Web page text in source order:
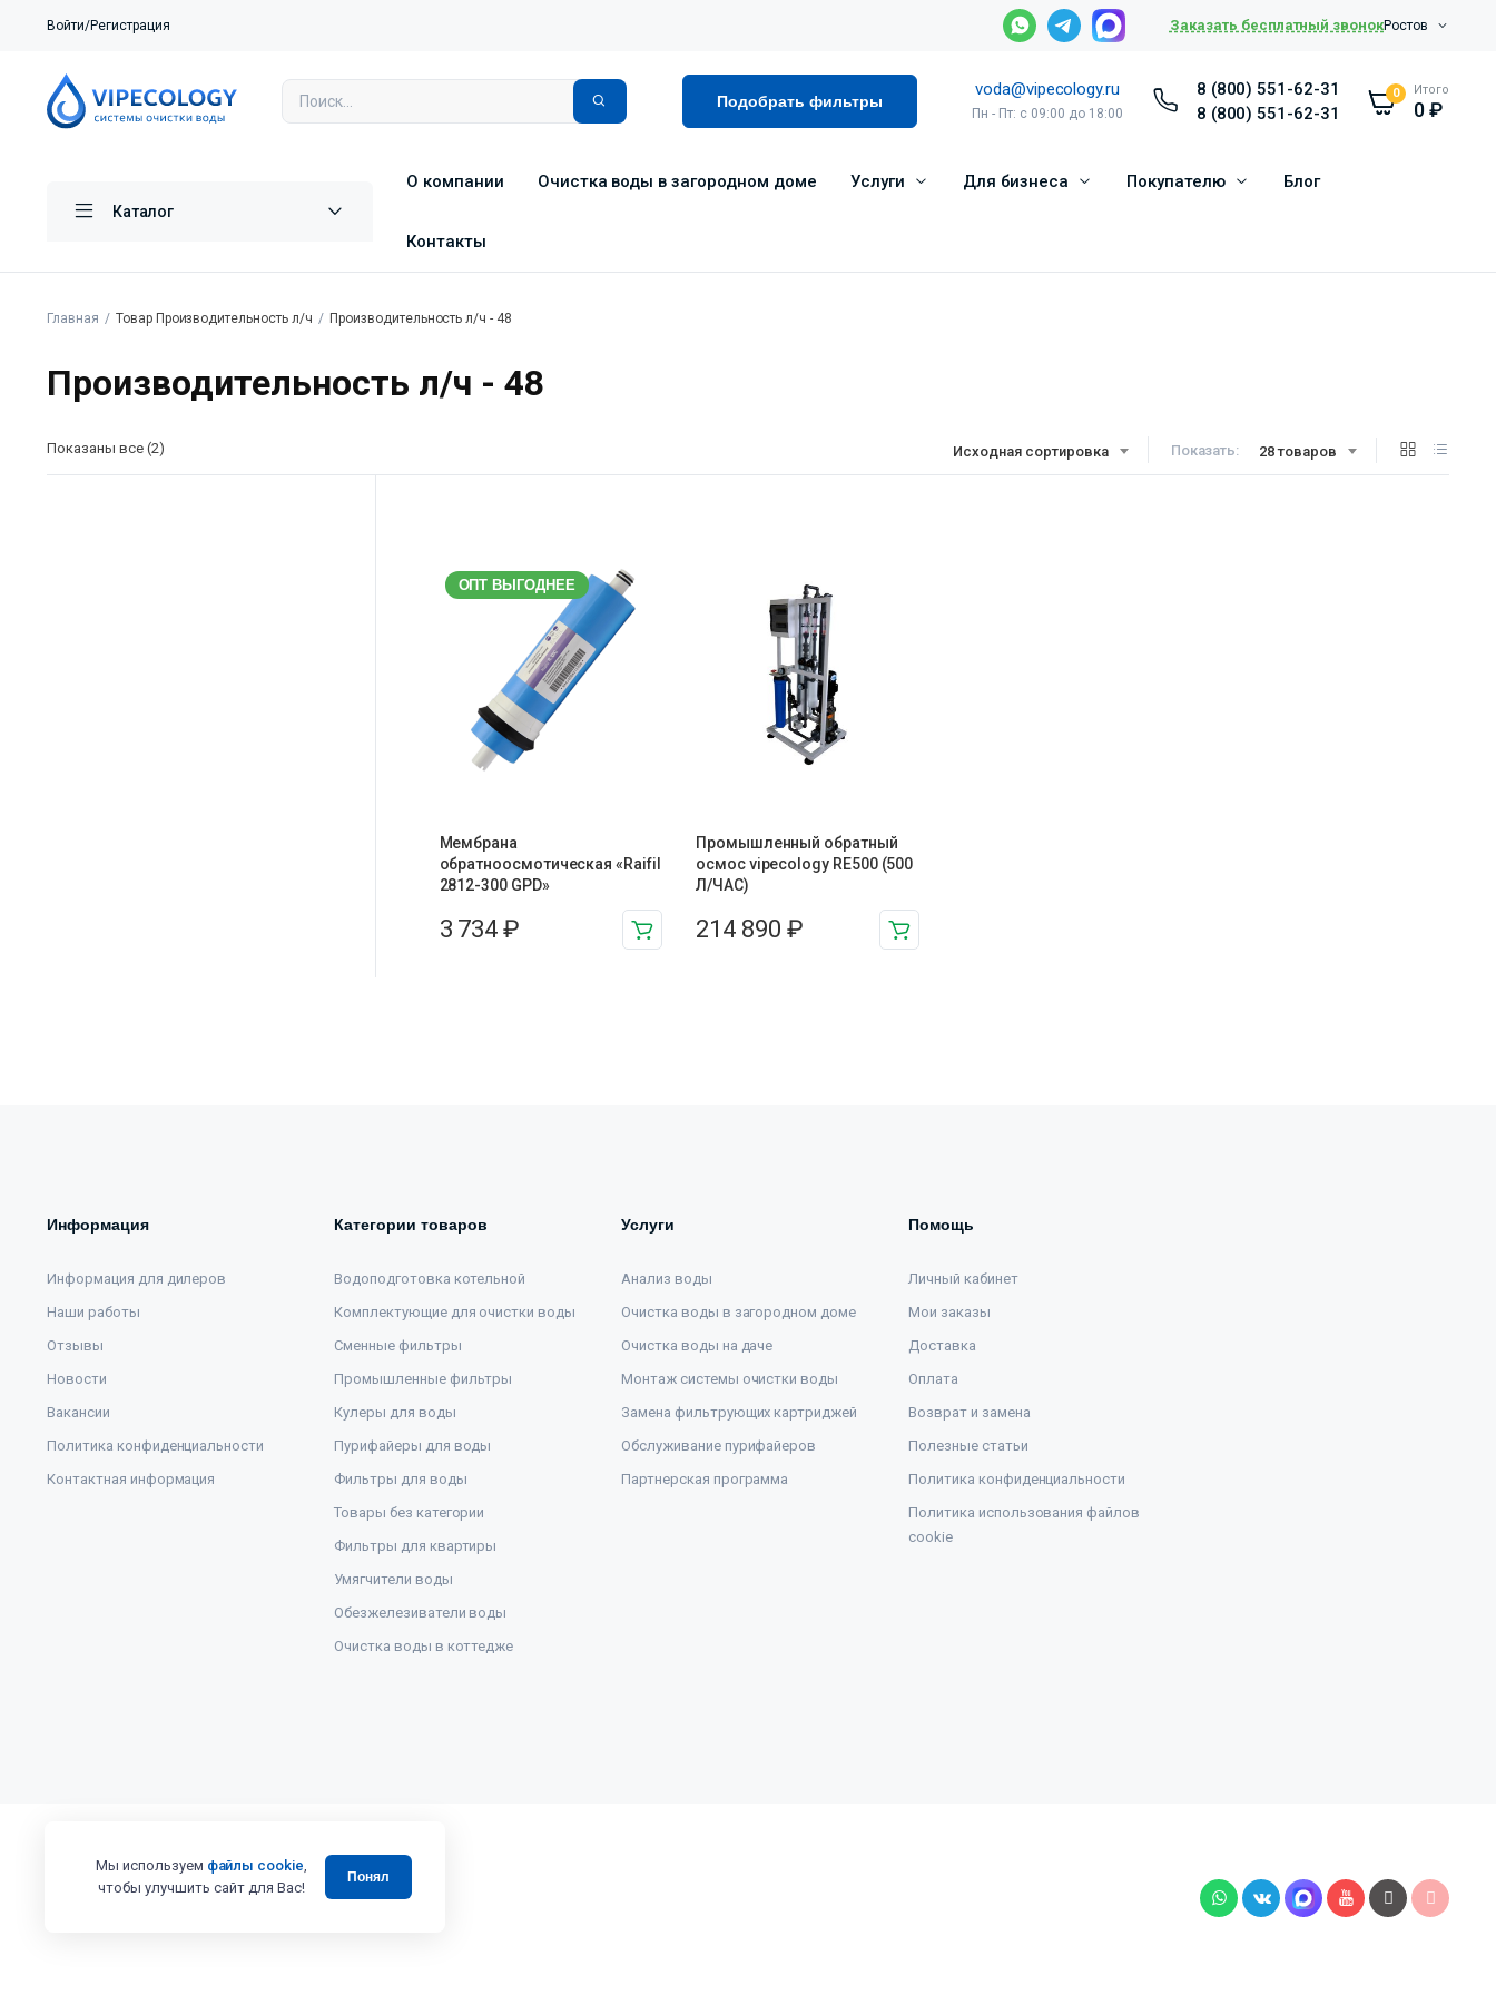
Войти/Регистрация Заказать бесплатный звонокРостов
Подобрать фильтры
voda@vipecology.ru
Пн - Пт: с 09:00 до 18:00
8 (800) 551-62-31
8 (800) 551-62-31
0 Итого
0₽
Каталог
О компании Очистка воды в загородном доме Услуги Для бизнеса Покупателю Блог
Контакты
Главная Товар Производительность л/ч Производительность л/ч - 48
Производительность л/ч - 48
Исходная сортировка Показать: 28 товаров
Показаны все (2)
ОПТ ВЫГОДНЕЕ
Мембрана
обратноосмотическая «Raifil
2812-300 GPD»
3 734₽
Промышленный обратный
осмос vipecology RE500 (500
Л/ЧАС)
214 890 ₽
Информация
Информация для дилеров
Наши работы
Отзывы
Новости
Вакансии
Политика конфиденциальности
Контактная информация
Категории товаров
Водоподготовка котельной
Комплектующие для очистки воды
Сменные фильтры
Промышленные фильтры
Кулеры для воды
Пурифайеры для воды
Фильтры для воды
Товары без категории
Фильтры для квартиры
Умягчители воды
Обезжелезиватели воды
Очистка воды в коттедже
Услуги
Анализ воды
Очистка воды в загородном доме
Очистка воды на даче
Монтаж системы очистки воды
Замена фильтрующих картриджей
Обслуживание пурифайеров
Партнерская программа
Помощь
Личный кабинет
Мои заказы
Доставка
Оплата
Возврат и замена
Полезные статьи
Политика конфиденциальности
Политика использования файлов
cookie
Мы используем файлы cookie,
чтобы улучшить сайт для Вас!
Понял